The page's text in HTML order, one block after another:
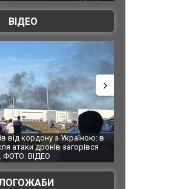
ВІДЕО
загинув від удару
матчу: ще 12 людей